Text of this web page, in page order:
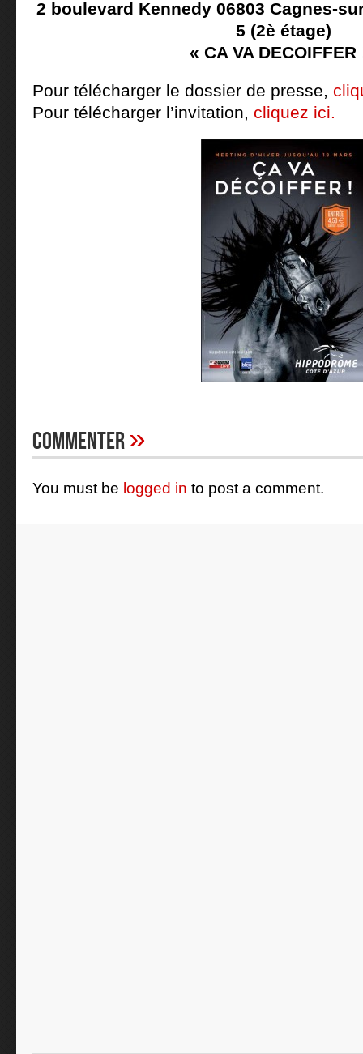
2 boulevard Kennedy 06803 Cagnes-
5 (2è étage)
« CA VA DECOIFFER
Pour télécharger le dossier de presse,
Pour télécharger l’invitation, cliquez ici.
Commenter»
You must be logged in to post a comment.